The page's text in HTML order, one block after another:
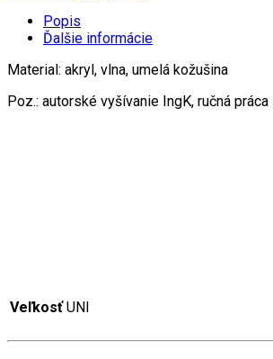
Popis
Ďalšie informácie
Material: akryl, vlna, umelá kožušina
Poz.: autorské vyšívanie IngK, ručná
Veľkosť UNI